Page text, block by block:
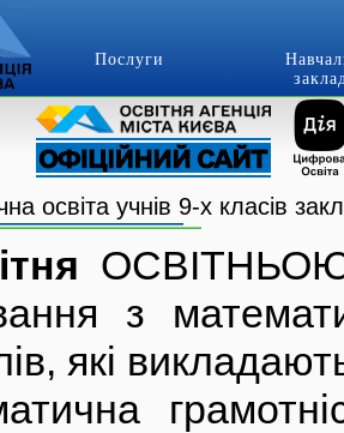
Послуги
освіта учнів 9-х класів
з
які